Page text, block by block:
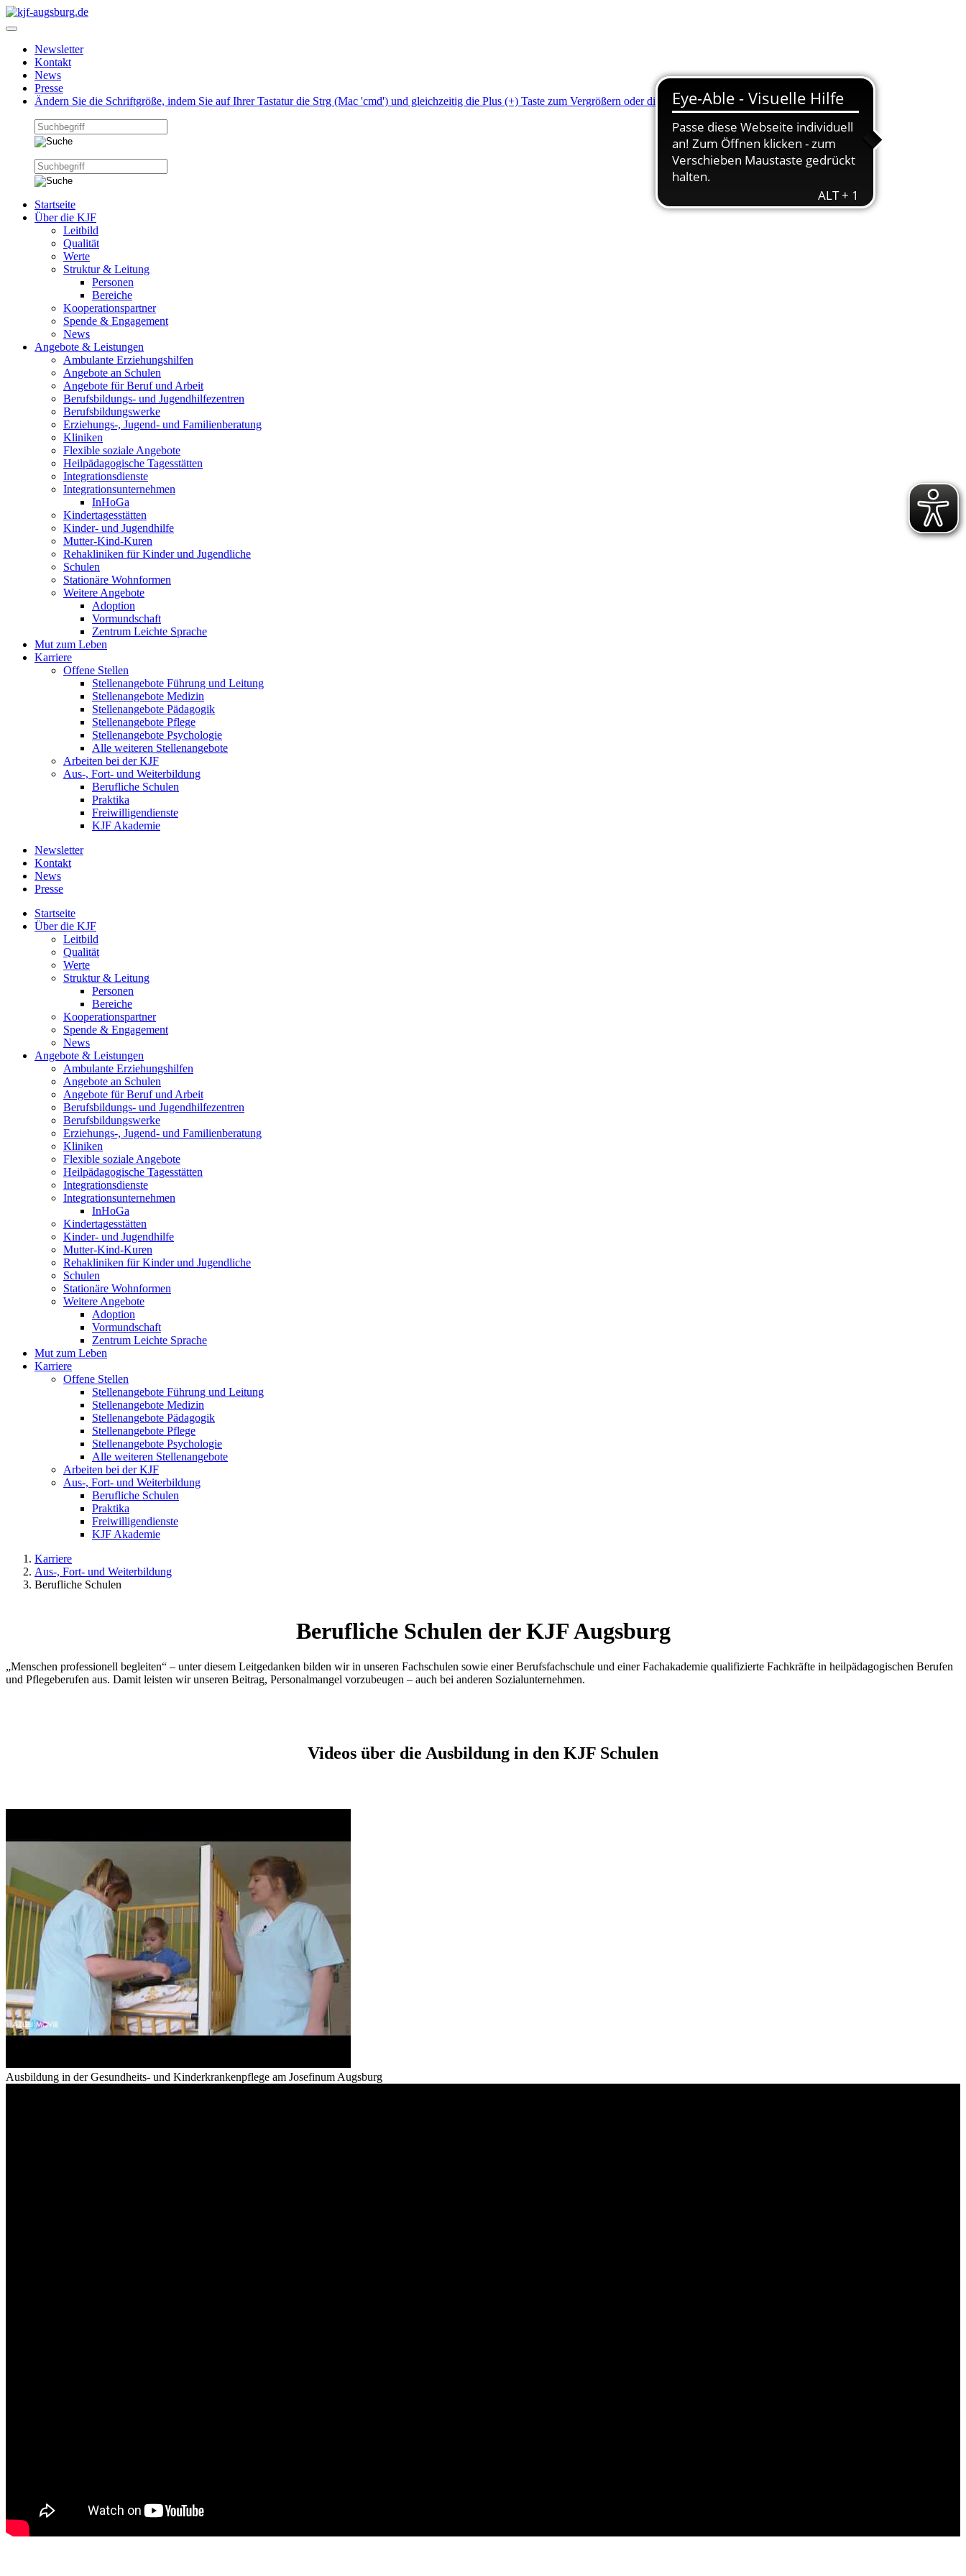
Newsletter
Kontakt
News
Presse
Ändern Sie die Schriftgröße, indem Sie auf Ihrer Tastatur die Strg (Mac 'cmd') und gleichzeitig die Plus (+) Taste zum Vergrößern oder die Minus (-) Taste zum Verkleinern drücken.
Startseite
Über die KJF
Leitbild
Qualität
Werte
Struktur & Leitung
Personen
Bereiche
Kooperationspartner
Spende & Engagement
News
Angebote & Leistungen
Ambulante Erziehungshilfen
Angebote an Schulen
Angebote für Beruf und Arbeit
Berufsbildungs- und Jugendhilfezentren
Berufsbildungswerke
Erziehungs-, Jugend- und Familienberatung
Kliniken
Flexible soziale Angebote
Heilpädagogische Tagesstätten
Integrationsdienste
Integrationsunternehmen
InHoGa
Kindertagesstätten
Kinder- und Jugendhilfe
Mutter-Kind-Kuren
Rehakliniken für Kinder und Jugendliche
Schulen
Stationäre Wohnformen
Weitere Angebote
Adoption
Vormundschaft
Zentrum Leichte Sprache
Mut zum Leben
Karriere
Offene Stellen
Stellenangebote Führung und Leitung
Stellenangebote Medizin
Stellenangebote Pädagogik
Stellenangebote Pflege
Stellenangebote Psychologie
Alle weiteren Stellenangebote
Arbeiten bei der KJF
Aus-, Fort- und Weiterbildung
Berufliche Schulen
Praktika
Freiwilligendienste
KJF Akademie
Newsletter
Kontakt
News
Presse
Startseite
Über die KJF
Leitbild
Qualität
Werte
Struktur & Leitung
Personen
Bereiche
Kooperationspartner
Spende & Engagement
News
Angebote & Leistungen
Ambulante Erziehungshilfen
Angebote an Schulen
Angebote für Beruf und Arbeit
Berufsbildungs- und Jugendhilfezentren
Berufsbildungswerke
Erziehungs-, Jugend- und Familienberatung
Kliniken
Flexible soziale Angebote
Heilpädagogische Tagesstätten
Integrationsdienste
Integrationsunternehmen
InHoGa
Kindertagesstätten
Kinder- und Jugendhilfe
Mutter-Kind-Kuren
Rehakliniken für Kinder und Jugendliche
Schulen
Stationäre Wohnformen
Weitere Angebote
Adoption
Vormundschaft
Zentrum Leichte Sprache
Mut zum Leben
Karriere
Offene Stellen
Stellenangebote Führung und Leitung
Stellenangebote Medizin
Stellenangebote Pädagogik
Stellenangebote Pflege
Stellenangebote Psychologie
Alle weiteren Stellenangebote
Arbeiten bei der KJF
Aus-, Fort- und Weiterbildung
Berufliche Schulen
Praktika
Freiwilligendienste
KJF Akademie
Karriere
Aus-, Fort- und Weiterbildung
Berufliche Schulen
Berufliche Schulen der KJF Augsburg
„Menschen professionell begleiten“ – unter diesem Leitgedanken bilden wir in unseren Fachschulen sowie einer Berufsfachschule und einer Fachakademie qualifizierte Fachkräfte in heilpädagogischen Berufen
und Pflegeberufen aus. Damit leisten wir unseren Beitrag, Personalmangel vorzubeugen – auch bei anderen Sozialunternehmen.
Videos über die Ausbildung in den KJF Schulen
Ausbildung in der Gesundheits- und Kinderkrankenpflege am Josefinum Augsburg